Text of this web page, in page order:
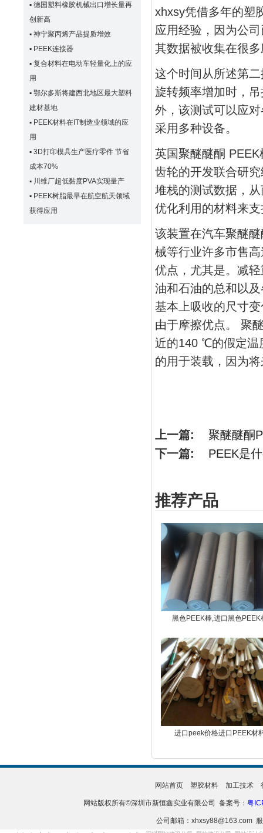
▪ 德国塑料橡胶机械出口增长量再
创新高
▪ 神宁聚丙烯产品提质增效
▪ PEEK连接器
▪ 复合材料在电动车轻量化上的应
用
▪ 鄂尔多斯将建西北地区最大塑料
建材基地
▪ PEEK材料在IT制造业领域的应
用
▪ 3D打印模具生产医疗零件 节省
成本70%
▪ 川维厂超低黏度PVA实现量产
▪ PEEK树脂最早在航空航天领域
获得应用
xhxsy凭借多年的塑
应用经验，因为公
其数据被收集在很
这个时间从所述第
旋转频率增加时，
外，该测试可以应
采用多种设备。
英国聚醚醚酮
齿轮的开发联合研
堆栈的测试数据，
优化利用的材料来
该装置在汽车聚醚
械等行业许多市售
优点，尤其是。减
油和石油的总和以
基本上吸收的尺寸
由于摩擦优点。 聚
近的140 ℃的假定温
的用于装载，因为
上一篇: 聚醚醚酮
下一篇: PEEK是
推荐产品
黑色PEEK棒,进口黑色PEEK
进口peek价格进口PEEK材
网站首页 塑胶材料 加工技术
网站版权所有©深圳市新恒鑫实业有限公司 备案号： 粤
公司邮箱：xhxsy88@163.com